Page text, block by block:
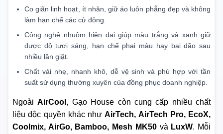
Co giãn linh hoạt, ít nhăn, giữ áo luôn phẳng đẹp và không
làm hạn chế các cử động.
Công nghệ nhuộm hiện đại giúp màu trắng và xanh giữ
được độ tươi sáng, hạn chế phai màu hay bai dão sau
nhiều lần giặt.
Chất vải nhẹ, nhanh khô, dễ vệ sinh và phù hợp với tần
suất sử dụng thường xuyên của đồng phục doanh nghiệp.
NgoàiAirCool , Gạo House còn cung cấp nhiều chất
liệu độc quyền khác nhưAirTech, AirTech Pro, EcoX,
Coolmix, AirGo, Bamboo, Mesh MK50và LuxW. Mỗi